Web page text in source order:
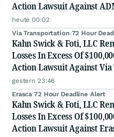
Action Lawsuit Against
heute 00:02
Via Transportation 72 Hour
Kahn Swick & Foti, LLC
Losses In Excess Of
Action Lawsuit Against
gestern 23:46
Erasca 72 Hour Deadline Alert
Kahn Swick & Foti, LLC
Losses In Excess Of
Action Lawsuit Against